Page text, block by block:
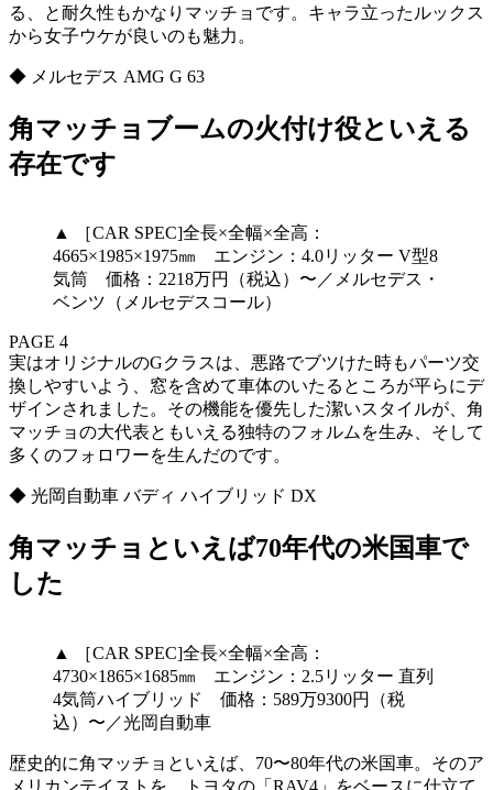
る、と耐久性もかなりマッチョです。キャラ立ったルックス
から女子ウケが良いのも魅力。
◆ メルセデス AMG G 63
角マッチョブームの火付け役といえる
存在です
▲ ［CAR SPEC]全長×全幅×全高：
4665×1985×1975㎜ エンジン：4.0リッター V型8
気筒 価格：2218万円（税込）〜／メルセデス・
ベンツ（メルセデスコール）
PAGE 4
実はオリジナルのGクラスは、悪路でブツけた時もパーツ交
換しやすいよう、窓を含めて車体のいたるところが平らにデ
ザインされました。その機能を優先した潔いスタイルが、角
マッチョの大代表ともいえる独特のフォルムを生み、そして
多くのフォロワーを生んだのです。
◆ 光岡自動車 バディ ハイブリッド DX
角マッチョといえば70年代の米国車で
した
▲ ［CAR SPEC]全長×全幅×全高：
4730×1865×1685㎜ エンジン：2.5リッター 直列
4気筒ハイブリッド 価格：589万9300円（税
込）〜／光岡自動車
歴史的に角マッチョといえば、70〜80年代の米国車。そのア